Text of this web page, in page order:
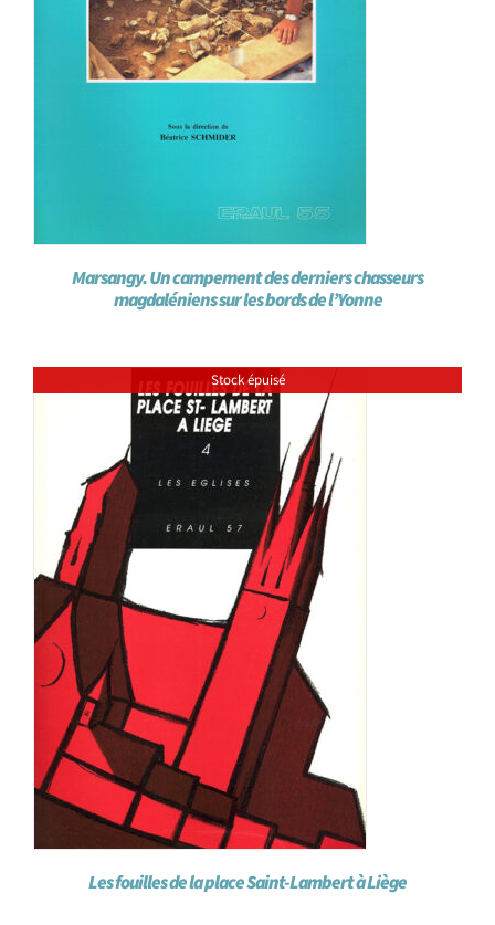
Marsangy. Un campement des derniers chasseurs
magdaléniens sur les bords de l’Yonne
Stock épuisé
Les fouilles de la place Saint-Lambert à Liège